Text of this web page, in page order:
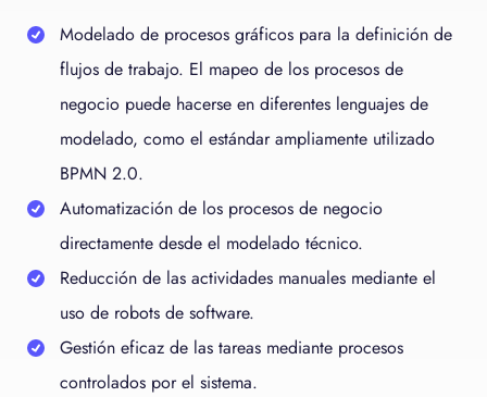
Modelado de procesos gráficos para la definición de
flujos de trabajo. El mapeo de los procesos de
negocio puede hacerse en diferentes lenguajes de
modelado, como el estándar ampliamente utilizado
BPMN 2.0.
Automatización de los procesos de negocio
directamente desde el modelado técnico.
Reducción de las actividades manuales mediante el
uso de robots de software.
Gestión eficaz de las tareas mediante procesos
controlados por el sistema.